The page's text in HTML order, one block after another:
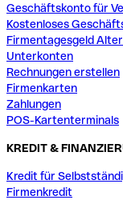
Geschäftskonto für
Kostenloses
Firmentagesgeld
Unterkonten
Rechnungen erstellen
Firmenkarten
Zahlungen
POS-Kartenterminals
KREDIT &
Kredit für
Firmenkredit